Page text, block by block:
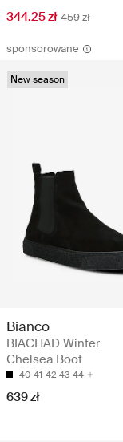
344.25 zł 459 zł
sponsorowane
New season
Bianco
BIACHAD Winter
Chelsea Boot
40 41 42 43 44
639 zł